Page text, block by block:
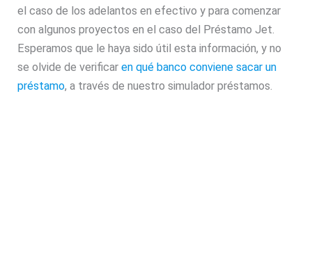
el caso de los adelantos en efectivo y para comenzar
con algunos proyectos en el caso del Préstamo Jet.
Esperamos que le haya sido útil esta información, y no
se olvide de verificaren qué banco conviene sacar un
préstamo, a través de nuestro simulador préstamos.